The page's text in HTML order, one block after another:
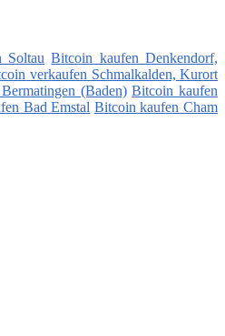
Soltau Bitcoin kaufen Denkendorf,
verkaufen Schmalkalden, Kurort
(Baden) Bitcoin kaufen
Bad Emstal Bitcoin kaufen Cham